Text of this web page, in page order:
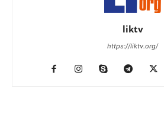
liktv
https://liktv.org/